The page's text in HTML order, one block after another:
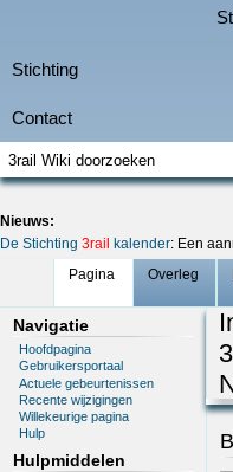
Nieuws:
De Stichting 3rail kalender: Een
Pagina
Overleg
Navigatie
Hoofdpagina
Gebruikersportaal
Actuele gebeurtenissen
Recente wijzigingen
Willekeurige pagina
Hulp
Hulpmiddelen